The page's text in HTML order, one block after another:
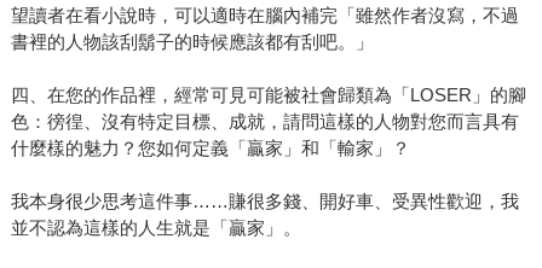
望讀者在看小說時，可以適時在腦內補完「雖然作者沒寫，不過
書裡的人物該刮鬍子的時候應該都有刮吧。」
四、在您的作品裡，經常可見可能被社會歸類為「LOSER」的腳
色：徬徨、沒有特定目標、成就，請問這樣的人物對您而言具有
什麼樣的魅力？您如何定義「贏家」和「輸家」？
我本身很少思考這件事……賺很多錢、開好車、受異性歡迎，我
並不認為這樣的人生就是「贏家」。